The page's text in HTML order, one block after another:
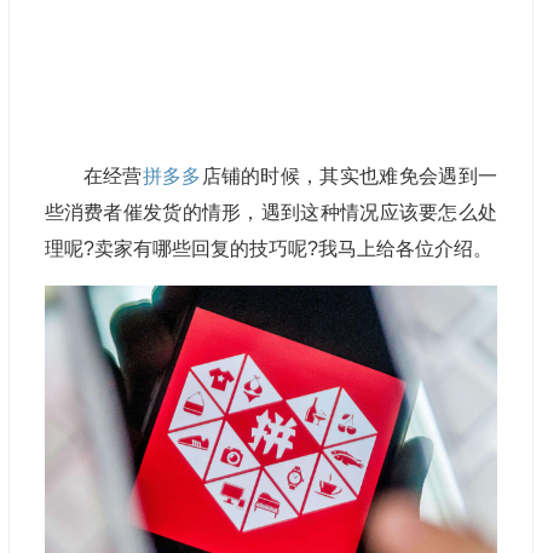
在经营拼多多 店铺的时候，其实也难免会遇到一
些消费者催发货的情形，遇到这种情况应该要怎么处
理呢?卖家有哪些回复的技巧呢?我马上给各位介绍。